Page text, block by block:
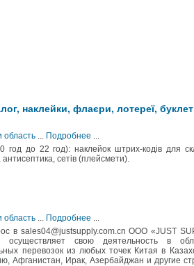
наклейки, флаєри, лотереї,
область ... Подробнее ...
до 22 год): наклейок штрих-кодів для
сетів (плейсмети).
область ... Подробнее ...
в sales04@justsupply.com.cn ООО «JUST
осуществляет свою деятельность в
перевозок из любых точек Китая в
Афганистан, Ирак, Азербайджан и другие